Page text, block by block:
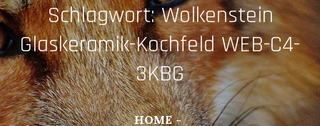
Schlagwort:Wolkenstein
Glaskeramik-Kochfeld WEB-C4-
3KBG
HOME